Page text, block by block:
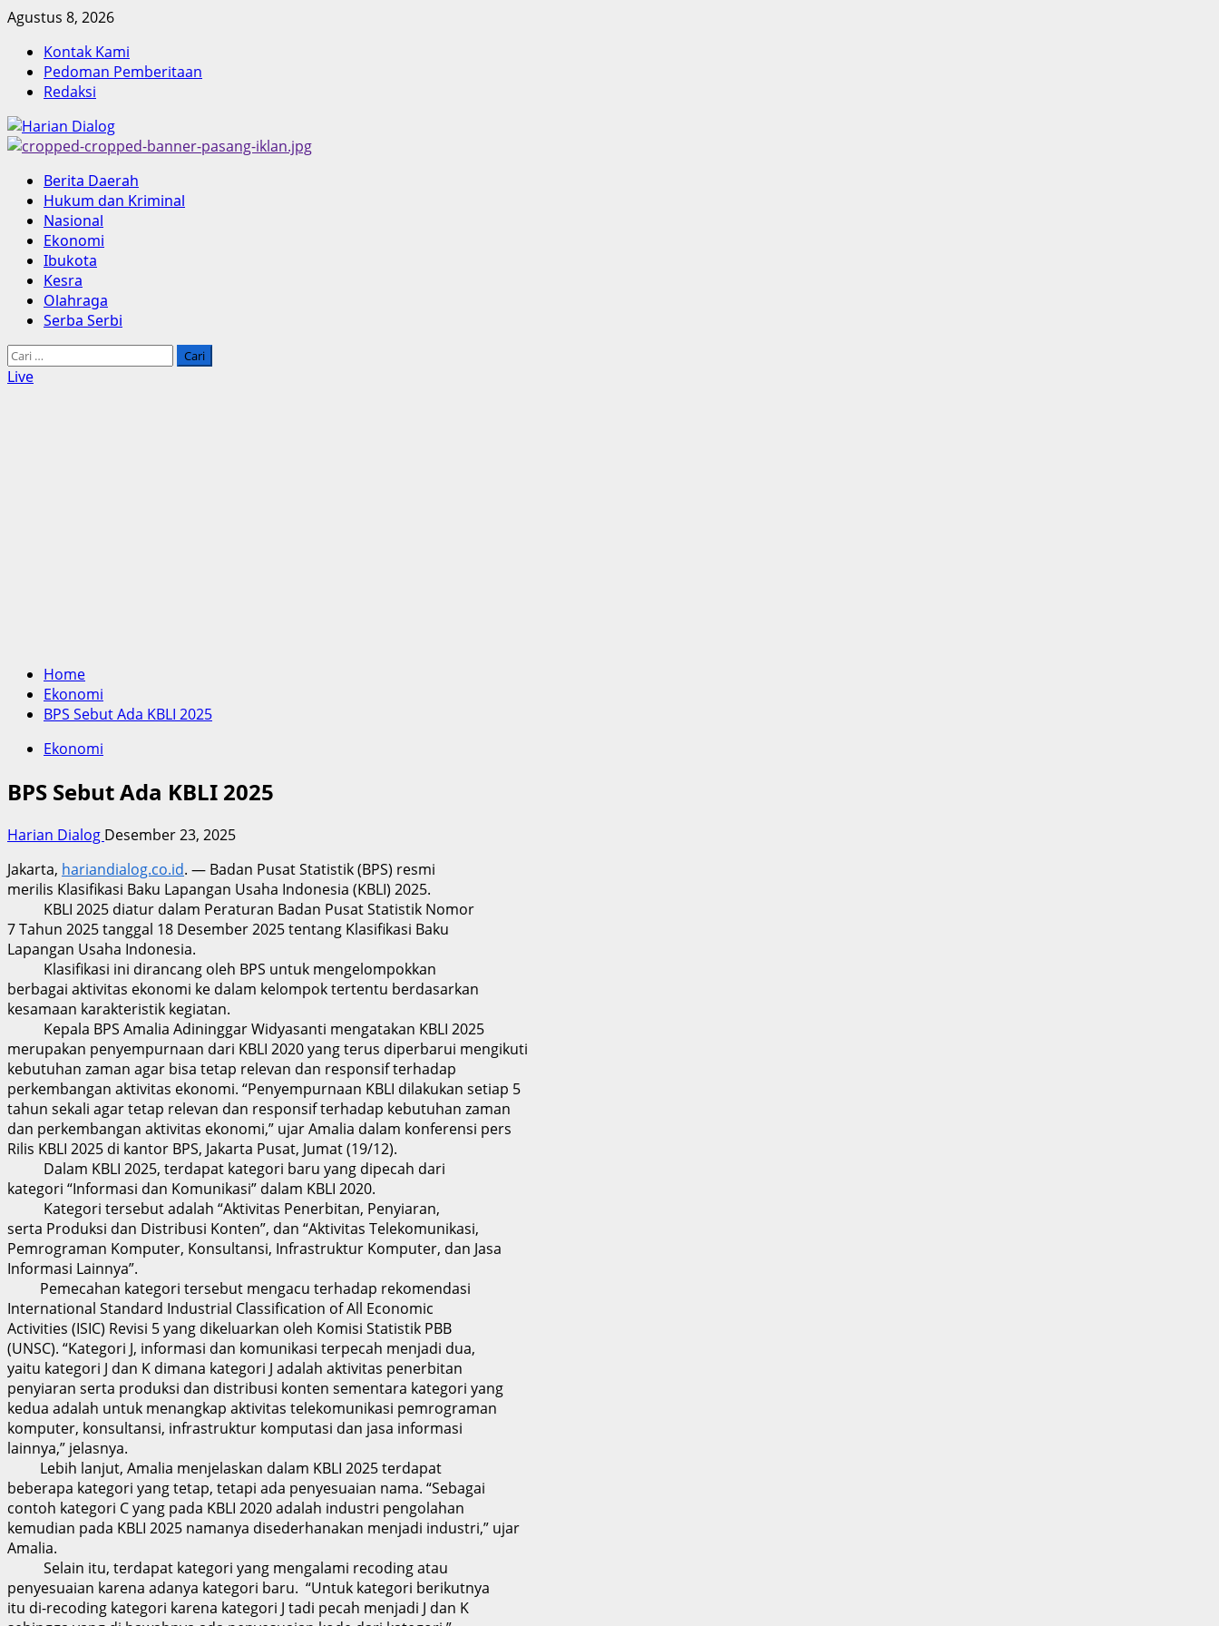
Skip
content
Agustus 8, 2026
Kontak Kami
Pedoman Pemberitaan
Redaksi
Primary
Menu
Berita Daerah
Hukum dan Kriminal
Nasional
Ekonomi
Ibukota
Kesra
Olahraga
Serba Serbi
Cari
untuk:
Live
Home
Ekonomi
BPS Sebut Ada KBLI 2025
Ekonomi
BPS Sebut Ada KBLI 2025
Harian Dialog Desember 23, 2025
Jakarta, hariandialog.co.id. — Badan Pusat Statistik (BPS) resmi
merilis Klasifikasi Baku Lapangan Usaha Indonesia (KBLI) 2025.
KBLI 2025 diatur dalam Peraturan Badan Pusat Statistik Nomor
7 Tahun 2025 tanggal 18 Desember 2025 tentang Klasifikasi Baku
Lapangan Usaha Indonesia.
Klasifikasi ini dirancang oleh BPS untuk mengelompokkan
berbagai aktivitas ekonomi ke dalam kelompok tertentu berdasarkan
kesamaan karakteristik kegiatan.
Kepala BPS Amalia Adininggar Widyasanti mengatakan KBLI 2025
merupakan penyempurnaan dari KBLI 2020 yang terus diperbarui mengikuti
kebutuhan zaman agar bisa tetap relevan dan responsif terhadap
perkembangan aktivitas ekonomi. “Penyempurnaan KBLI dilakukan setiap 5
tahun sekali agar tetap relevan dan responsif terhadap kebutuhan zaman
dan perkembangan aktivitas ekonomi,” ujar Amalia dalam konferensi pers
Rilis KBLI 2025 di kantor BPS, Jakarta Pusat, Jumat (19/12).
Dalam KBLI 2025, terdapat kategori baru yang dipecah dari
kategori “Informasi dan Komunikasi” dalam KBLI 2020.
Kategori tersebut adalah “Aktivitas Penerbitan, Penyiaran,
serta Produksi dan Distribusi Konten”, dan “Aktivitas Telekomunikasi,
Pemrograman Komputer, Konsultansi, Infrastruktur Komputer, dan Jasa
Informasi Lainnya”.
Pemecahan kategori tersebut mengacu terhadap rekomendasi
International Standard Industrial Classification of All Economic
Activities (ISIC) Revisi 5 yang dikeluarkan oleh Komisi Statistik PBB
(UNSC). “Kategori J, informasi dan komunikasi terpecah menjadi dua,
yaitu kategori J dan K dimana kategori J adalah aktivitas penerbitan
penyiaran serta produksi dan distribusi konten sementara kategori yang
kedua adalah untuk menangkap aktivitas telekomunikasi pemrograman
komputer, konsultansi, infrastruktur komputasi dan jasa informasi
lainnya,” jelasnya.
Lebih lanjut, Amalia menjelaskan dalam KBLI 2025 terdapat
beberapa kategori yang tetap, tetapi ada penyesuaian nama. “Sebagai
contoh kategori C yang pada KBLI 2020 adalah industri pengolahan
kemudian pada KBLI 2025 namanya disederhanakan menjadi industri,” ujar
Amalia.
Selain itu, terdapat kategori yang mengalami recoding atau
penyesuaian karena adanya kategori baru. “Untuk kategori berikutnya
itu di-recoding kategori karena kategori J tadi pecah menjadi J dan K